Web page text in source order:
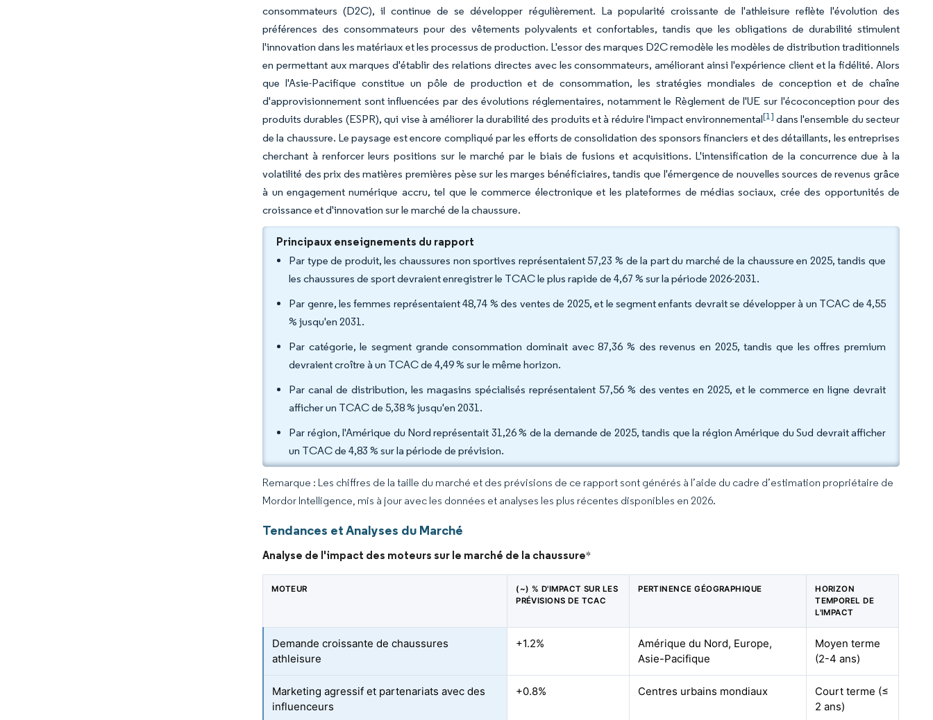
consommateurs (D2C), il continue de se développer régulièrement. La popularité croissante de l'athleisure reflète l'évolution des
préférences des consommateurs pour des vêtements polyvalents et confortables, tandis que les obligations de durabilité stimulent
l'innovation dans les matériaux et les processus de production. L'essor des marques D2C remodèle les modèles de distribution traditionnels
en permettant aux marques d'établir des relations directes avec les consommateurs, améliorant ainsi l'expérience client et la fidélité. Alors
que l'Asie-Pacifique constitue un pôle de production et de consommation, les stratégies mondiales de conception et de chaîne
d'approvisionnement sont influencées par des évolutions réglementaires, notamment le Règlement de l'UE sur l'écoconception pour des
produits durables (ESPR), qui vise à améliorer la durabilité des produits et à réduire l'impact environnemental[1] dans l'ensemble du secteur
de la chaussure. Le paysage est encore compliqué par les efforts de consolidation des sponsors financiers et des détaillants, les entreprises
cherchant à renforcer leurs positions sur le marché par le biais de fusions et acquisitions. L'intensification de la concurrence due à la
volatilité des prix des matières premières pèse sur les marges bénéficiaires, tandis que l'émergence de nouvelles sources de revenus grâce
à un engagement numérique accru, tel que le commerce électronique et les plateformes de médias sociaux, crée des opportunités de
croissance et d'innovation sur le marché de la chaussure.
Principaux enseignements du rapport
Par type de produit, les chaussures non sportives représentaient 57,23 % de la part du marché de la chaussure en 2025, tandis que
les chaussures de sport devraient enregistrer le TCAC le plus rapide de 4,67 % sur la période 2026-2031.
Par genre, les femmes représentaient 48,74 % des ventes de 2025, et le segment enfants devrait se développer à un TCAC de 4,55
% jusqu'en 2031.
Par catégorie, le segment grande consommation dominait avec 87,36 % des revenus en 2025, tandis que les offres premium
devraient croître à un TCAC de 4,49 % sur le même horizon.
Par canal de distribution, les magasins spécialisés représentaient 57,56 % des ventes en 2025, et le commerce en ligne devrait
afficher un TCAC de 5,38 % jusqu'en 2031.
Par région, l'Amérique du Nord représentait 31,26 % de la demande de 2025, tandis que la région Amérique du Sud devrait afficher
un TCAC de 4,83 % sur la période de prévision.
Remarque : Les chiffres de la taille du marché et des prévisions de ce rapport sont générés à l’aide du cadre d’estimation propriétaire de
Mordor Intelligence, mis à jour avec les données et analyses les plus récentes disponibles en 2026.
Tendances et Analyses du Marché
Analyse de l'impact des moteurs sur le marché de la chaussure*
MOTEUR
(~) % D'IMPACT SUR LES
PRÉVISIONS DE TCAC
PERTINENCE GÉOGRAPHIQUE
HORIZON
TEMPOREL DE
L'IMPACT
Demande croissante de chaussures
athleisure
+1.2%
Amérique du Nord, Europe,
Asie-Pacifique
Moyen terme
(2-4 ans)
Marketing agressif et partenariats avec des
influenceurs
+0.8% Centres urbains mondiaux
Court terme (≤
2 ans)